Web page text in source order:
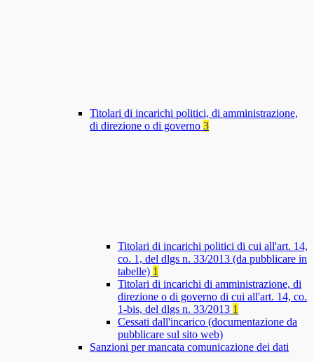
Titolari di incarichi politici, di amministrazione,
di direzione o di governo 3
Titolari di incarichi politici di cui all'art. 14,
co. 1, del dlgs n. 33/2013 (da pubblicare in
tabelle) 1
Titolari di incarichi di amministrazione, di
direzione o di governo di cui all'art. 14, co.
1-bis, del dlgs n. 33/2013 1
Cessati dall'incarico (documentazione da
pubblicare sul sito web)
Sanzioni per mancata comunicazione dei dati